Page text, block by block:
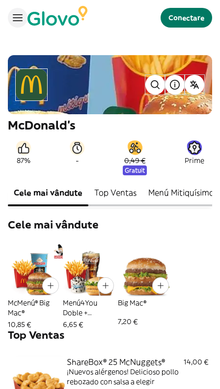
Conectare
McDonald's
87% - 0,49 €
Gratuit
Prime
Cele mai vândute Top Ventas Menú Mitiquísimo
Cele mai vândute
McMenú® Big
Mac®
10,85 €
Menú4You
Doble +
Complemento
6,65 €
Big Mac®
7,20 €
Top Ventas
ShareBox® 25 McNuggets®
14,00 €
¡Nuevos alérgenos! Delicioso pollo
rebozado con salsa a elegir